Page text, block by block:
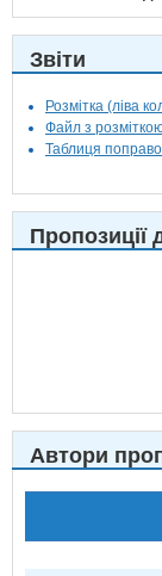
Звіти
Розмітка (ліва
Файл з
Таблиця
Пропозиції
Автори